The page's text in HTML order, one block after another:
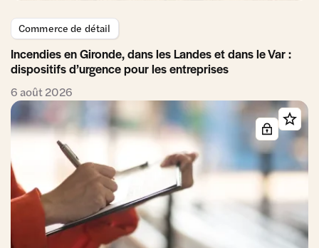
Commerce de détail
Incendies en Gironde, dans les Landes et dans le Var :
dispositifs d’urgence pour les entreprises
6 août 2026